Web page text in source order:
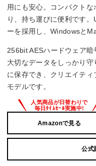
用にも安心。コンパクト
り、持ち運びに便利です
ーを採用し、Windowsと
256bit AESハードウェア暗
大切なデータをしっかり
に保存でき、クリエイテ
モデルです。
Amazonで見る
公式